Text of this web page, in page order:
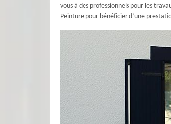
vous à des professionnels pour les
Peinture pour bénéficier d’une